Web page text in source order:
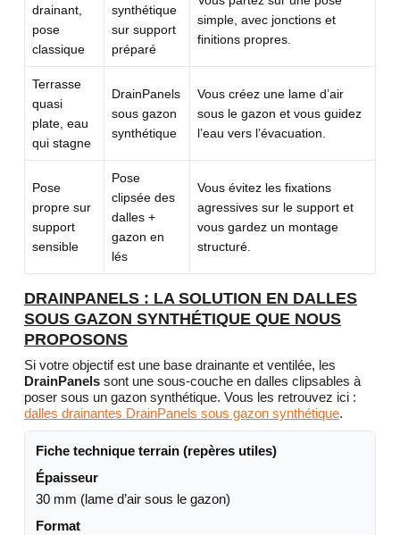
drainant,
pose
classique
synthétique
sur support
préparé
simple, avec jonctions et
finitions propres.
Terrasse
quasi
plate, eau
qui stagne
DrainPanels
sous gazon
synthétique
Vous créez une lame d’air
sous le gazon et vous guidez
l’eau vers l’évacuation.
Pose
propre sur
support
sensible
Pose
clipsée des
dalles +
gazon en
lés
Vous évitez les fixations
agressives sur le support et
vous gardez un montage
structuré.
DRAINPANELS : LA SOLUTION EN DALLES
SOUS GAZON SYNTHÉTIQUE QUE NOUS
PROPOSONS
Si votre objectif est une base drainante et ventilée, les
DrainPanels sont une sous-couche en dalles clipsables à
poser sous un gazon synthétique. Vous les retrouvez ici :
dalles drainantes DrainPanels sous gazon synthétique.
Fiche technique terrain (repères utiles)
Épaisseur
30 mm (lame d’air sous le gazon)
Format